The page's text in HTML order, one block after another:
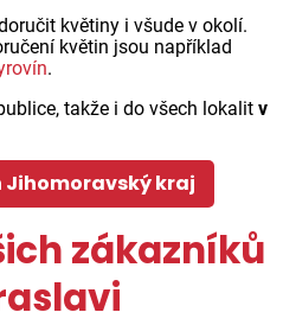
květiny i všude v okolí.
květin jsou například
.
takže i do všech lokalit v
Jihomoravský kraj
zákazníků